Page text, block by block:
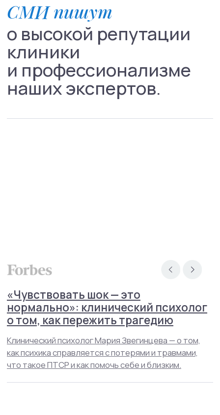
Навигация
О нас
Услуги Стажировка
Контакты
Политика конфиденциальности
info@mhcenter.ru
Договор оферты